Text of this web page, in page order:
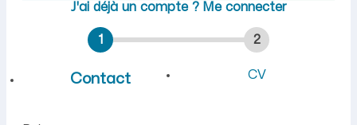
J'ai déjà un compte ? Me connecter
1
Contact
2
CV